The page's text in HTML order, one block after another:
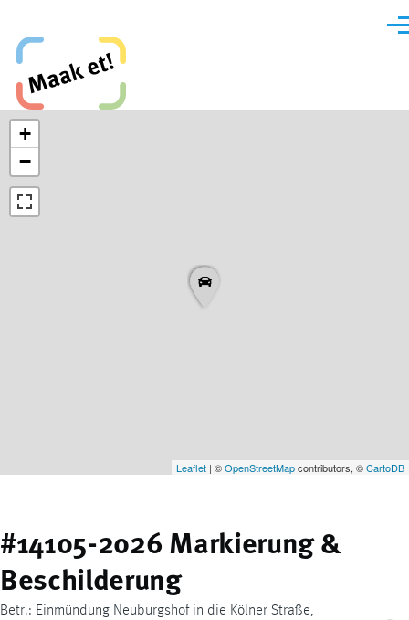
Maak et, Krefeld!
+
−
Leaflet | ©OpenStreetMapcontributors, ©CartoDB
#14105-2026 Markierung &
Beschilderung
Betr.: Einmündung Neuburgshof in die Kölner Straße,